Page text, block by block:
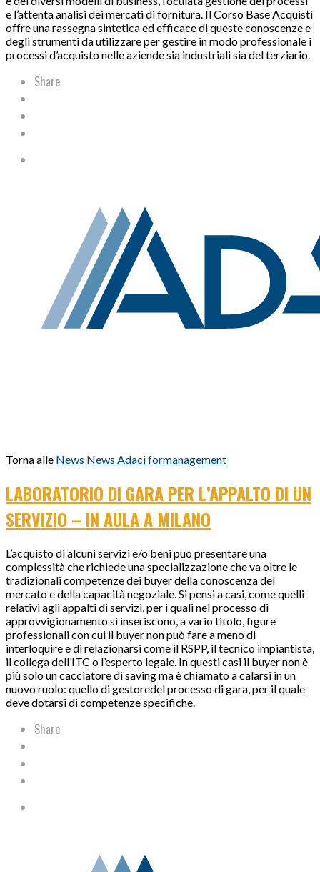
e l’attenta analisi dei mercati di fornitura. Il Corso Base Acquisti
offre una rassegna sintetica ed efficace di queste conoscenze e
degli strumenti da utilizzare per gestire in modo professionale i
processi d’acquisto nelle aziende sia industriali sia del terziario.
Share
Torna alle News News Adaci formanagement
LABORATORIO DI GARA PER L’APPALTO DI UN
SERVIZIO – IN AULA A MILANO
L’acquisto di alcuni servizi e/o beni può presentare una
complessità che richiede una specializzazione che va oltre le
tradizionali competenze dei buyer della conoscenza del
mercato e della capacità negoziale. Si pensi a casi, come quelli
relativi agli appalti di servizi, per i quali nel processo di
approvvigionamento si inseriscono, a vario titolo, figure
professionali con cui il buyer non può fare a meno di
interloquire e di relazionarsi come il RSPP, il tecnico impiantista,
il collega dell’ITC o l’esperto legale. In questi casi il buyer non è
più solo un cacciatore di saving ma è chiamato a calarsi in un
nuovo ruolo: quello di gestoredel processo di gara, per il quale
deve dotarsi di competenze specifiche.
Share